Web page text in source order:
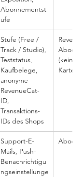
Abonnementst
ufe
Stufe (Free /
Track / Studio),
Teststatus,
Kaufbelege,
anonyme
RevenueCat-
ID,
Transaktions-
IDs des Shops
Abody-
(keine
Support-E-
Mails, Push-
Benachrichtigu
ngseinstellunge
Abody-